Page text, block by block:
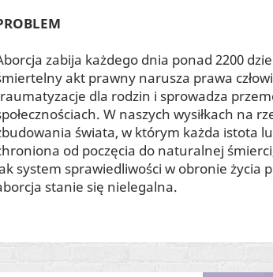
zabija każdego dnia ponad 2200
akt prawny narusza prawa
dla rodzin i sprowadza
W naszych wysiłkach na
świata, w którym każda istota
od poczęcia do naturalnej
system sprawiedliwości w obronie życia
stanie się nielegalna.